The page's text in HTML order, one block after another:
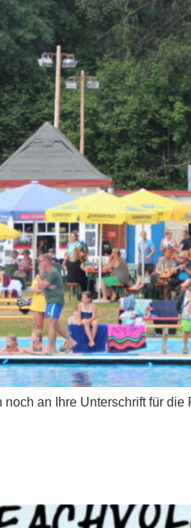
an Ihre Unterschrift für